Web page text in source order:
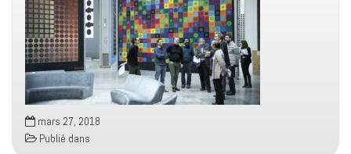
mars 27, 2018
Publié dans